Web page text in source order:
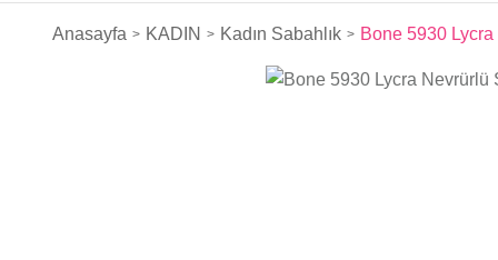
Anasayfa KADIN Kadın Sabahlık Bone 5930